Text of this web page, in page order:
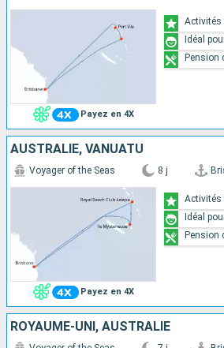
Payez en 4X
Activités
Idéal
Pension
AUSTRALIE, VANUATU
Payez en 4X
Voyager of the Seas 8 j
Activités
Idéal
Pension
ROYAUME-UNI, AUSTRALIE